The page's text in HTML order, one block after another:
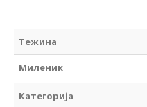
Тежина
Миленик
Категорија